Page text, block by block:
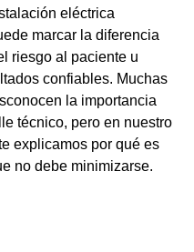
eléctrica
marcar la diferencia
riesgo al paciente u
confiables. Muchas
la importancia
técnico, pero en nuestro
explicamos por qué es
no debe minimizarse.